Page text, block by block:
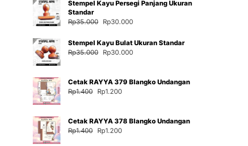
Stempel Kayu Persegi Panjang Ukuran
Standar
Rp35.000
Harga
adalah:
Rp35.000.
Rp30.000
ini
Stempel Kayu Bulat Ukuran Standar
Rp35.000
Harga
Rp35.000.
Rp30.000
adalah:
Cetak RAYYA 379 Blangko Undangan
Rp1.400
Harga
Rp1.400.
Rp1.200
adalah:
Cetak RAYYA 378 Blangko Undangan
Rp1.400
Harga
Rp1.200